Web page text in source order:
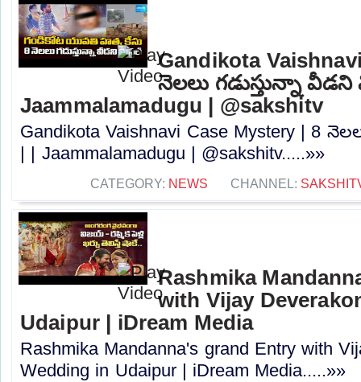
Gandikota
నెలలు గడుస్తున్నా వీడని
Jaammalamadugu | @sakshitv
Gandikota Vaishnavi Case Mystery | 8
| | Jaammalamadugu | @sakshitv.....»»
CATEGORY: NEWS CHANNEL:
Rashmika
with Vijay
Udaipur | iDream Media
Rashmika Mandanna's grand Entry with
Wedding in Udaipur | iDream Media.....»»